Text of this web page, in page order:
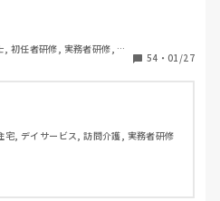
したばかりの職場だから、次
せん。
と20万超えたー！って喜ん
初任者研修, 実務者研修, 小
54 ・ 01/27
宅, デイサービス, 訪問介護, 実務者研修